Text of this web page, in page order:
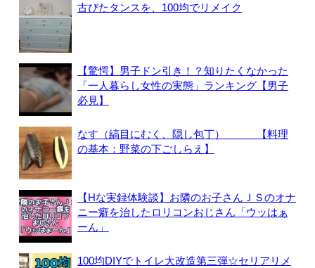
古びたタンスを、100均でリメイク
【驚愕】男子ドン引き！？知りたくなかった
「一人暮らし女性の実態」ランキング【男子
必見】
なす（縞目にむく、隠し包丁） 【料理
の基本：野菜の下ごしらえ】
【Hな実録体験談】お隣のお子さんＪＳのオナ
ニー癖を治したロリコンおじさん「ウッはぁ
ーん」
100均DIYでトイレ大改造第三弾☆セリアリメ